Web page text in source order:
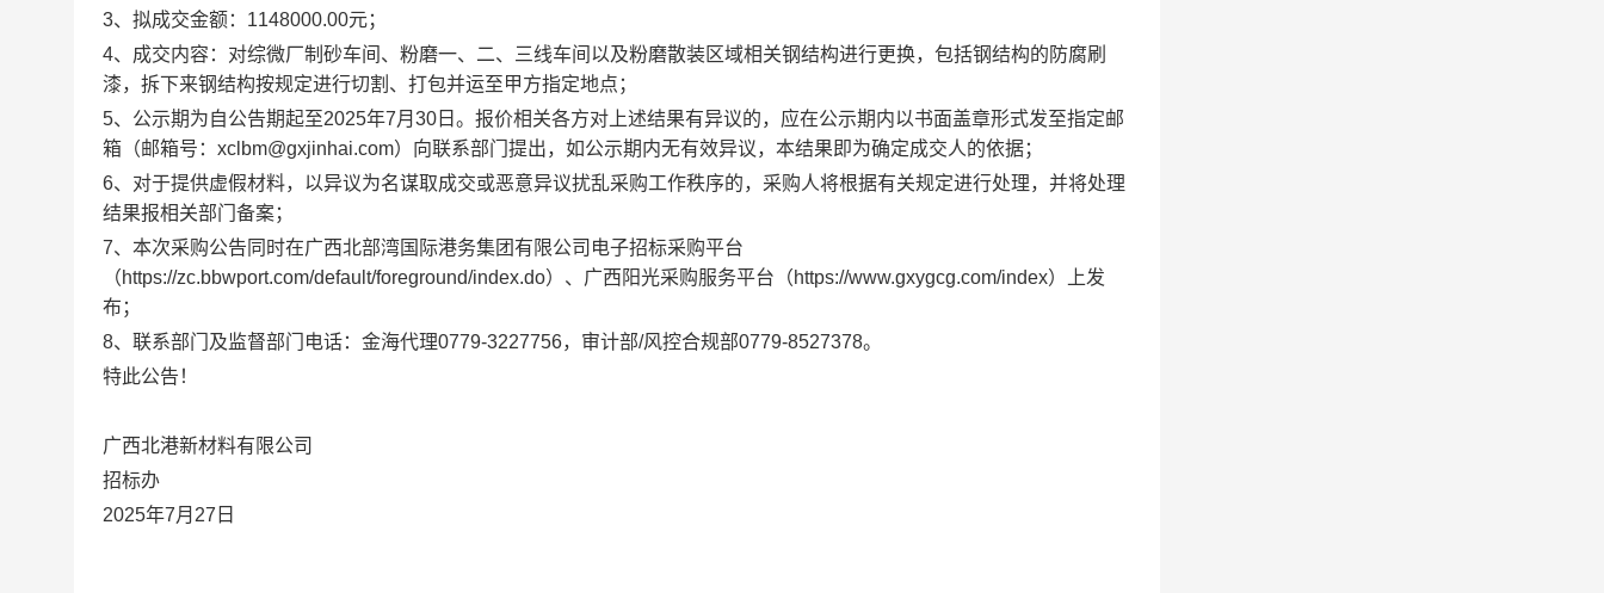
3、拟成交金额：1148000.00元；
4、成交内容：对综微厂制砂车间、粉磨一、二、三线车间以及粉磨散装区域相关钢结构进行更换，包括钢结构的防腐刷
漆，拆下来钢结构按规定进行切割、打包并运至甲方指定地点；
5、公示期为自公告期起至2025年7月30日。报价相关各方对上述结果有异议的，应在公示期内以书面盖章形式发至指定邮
箱（邮箱号：xclbm@gxjinhai.com）向联系部门提出，如公示期内无有效异议，本结果即为确定成交人的依据；
6、对于提供虚假材料，以异议为名谋取成交或恶意异议扰乱采购工作秩序的，采购人将根据有关规定进行处理，并将处理
结果报相关部门备案；
7、本次采购公告同时在广西北部湾国际港务集团有限公司电子招标采购平台
（https://zc.bbwport.com/default/foreground/index.do）、广西阳光采购服务平台（https://www.gxygcg.com/index）上发
布；
8、联系部门及监督部门电话：金海代理0779-3227756，审计部/风控合规部0779-8527378。
特此公告！
广西北港新材料有限公司
招标办
2025年7月27日